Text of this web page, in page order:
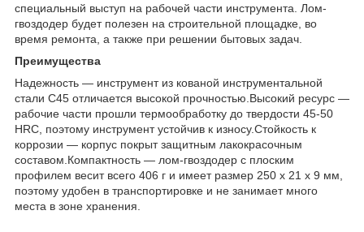
специальный выступ на рабочей части инструмента. Лом-
гвоздодер будет полезен на строительной площадке, во
время ремонта, а также при решении бытовых задач.
Преимущества
Надежность — инструмент из кованой инструментальной
стали С45 отличается высокой прочностью.Высокий ресурс —
рабочие части прошли термообработку до твердости 45-50
HRC, поэтому инструмент устойчив к износу.Стойкость к
коррозии — корпус покрыт защитным лакокрасочным
составом.Компактность — лом-гвоздодер с плоским
профилем весит всего 406 г и имеет размер 250 х 21 х 9 мм,
поэтому удобен в транспортировке и не занимает много
места в зоне хранения.